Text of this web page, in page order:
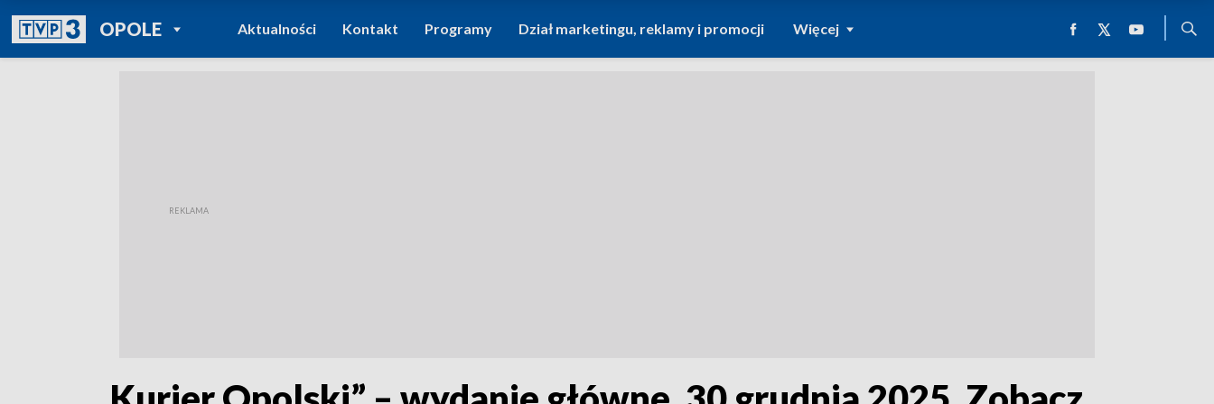
OPOLEPOWRÓT DO
TVP REGIONY
Aktualności Kontakt Programy Dział marketingu, reklamy i promocji Więcej